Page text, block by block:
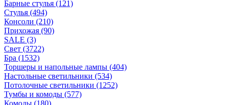
Барные стулья (121)
Стулья (494)
Консоли (210)
Прихожая (90)
SALE (3)
Свет (3722)
Бра (1532)
Торшеры и напольные лампы (404)
Настольные светильники (534)
Потолочные светильники (1252)
Тумбы и комоды (577)
Комоды (180)